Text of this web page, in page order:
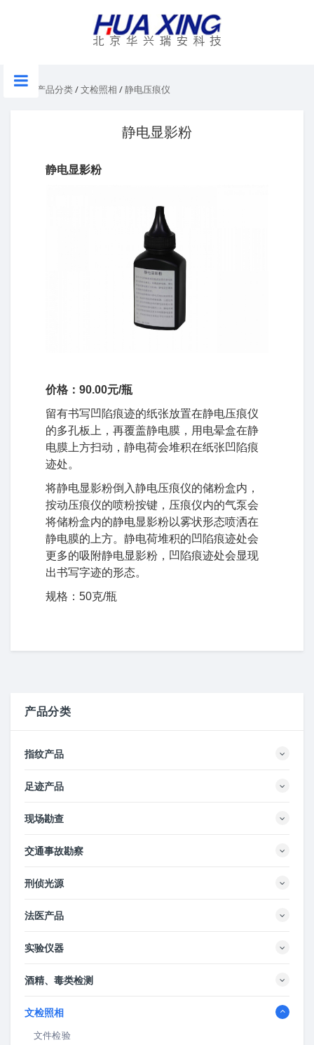
首页 产品分类/文检照相 /静电压痕仪
静电显影粉
静电显影粉
价格：90.00元/瓶
留有书写凹陷痕迹的纸张放置在静电压痕仪
的多孔板上，再覆盖静电膜，用电晕盒在静
电膜上方扫动，静电荷会堆积在纸张凹陷痕
迹处。
将静电显影粉倒入静电压痕仪的储粉盒内，
按动压痕仪的喷粉按键，压痕仪内的气泵会
将储粉盒内的静电显影粉以雾状形态喷洒在
静电膜的上方。静电荷堆积的凹陷痕迹处会
更多的吸附静电显影粉，凹陷痕迹处会显现
出书写字迹的形态。
规格：50克/瓶
产品分类
指纹产品
足迹产品
现场勘查
交通事故勘察
刑侦光源
法医产品
实验仪器
酒精、毒类检测
文检照相
文件检验